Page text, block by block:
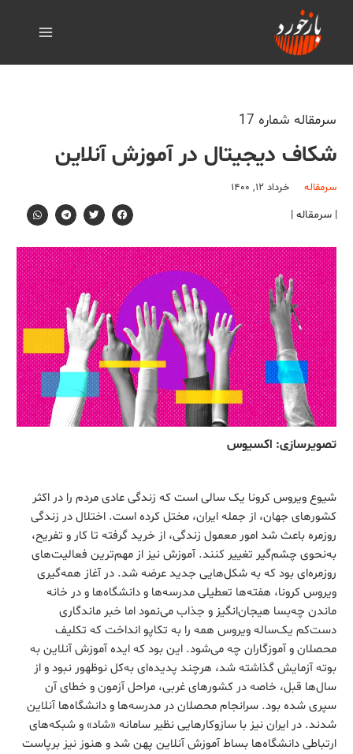
سرمقاله شماره 17
شکاف دیجیتال در آموزش آنلاین
سرمقاله خرداد ۱۲, ۱۴۰۰
| سرمقاله |
تصویرسازی: اکسیوس
شیوع ویروس کرونا یک سالی است که زندگی عادی مردم را در اکثر
کشورهای جهان، از جمله ایران، مختل کرده است. اختلال در زندگی
روزمره باعث شد امور معمول زندگی، از خرید گرفته تا کار و تفریح،
به‌نحوی چشم‌گیر تغییر کنند. آموزش نیز از مهم‌ترین فعالیت‌های
روزمره‌ای بود که به شکل‌هایی جدید عرضه شد. در آغاز همه‌گیری
ویروس کرونا، هفته‌ها تعطیلی مدرسه‌ها و دانشگاه‌ها و در خانه
ماندن چه‌بسا هیجان‌انگیز و جذاب می‌نمود اما خبر ماندگاری
دست‌کم یک‌ساله ویروس همه را به تکاپو انداخت که تکلیف
محصلان و آموزگاران چه می‌شود. این بود که ایده آموزش آنلاین به
بوته آزمایش گذاشته شد، هرچند پدیده‌ای به‌کل نوظهور نبود و از
سال‌ها قبل، خاصه در کشورهای غربی، مراحل آزمون و خطای آن
سپری شده بود. سرانجام محصلان در مدرسه‌ها و دانشگاه‌ها آنلاین
شدند. در ایران نیز با سازوکارهایی نظیر سامانه «شاد» و شبکه‌های
ارتباطی دانشگاه‌ها بساط آموزش آنلاین پهن شد و هنوز نیز برپاست